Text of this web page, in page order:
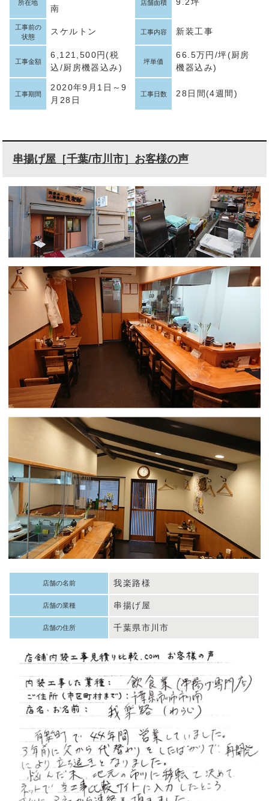
所在地
南
店舗面積
工事前の
状態
スケルトン 工事内容 新装工事
工事金額
6,121,500円(税
込/厨房機器込み)
坪単価
66.5万円/坪(厨房
機器込み)
工事期間
2020年9月1日～9
月28日
工事日数 28日間(4週間)
串揚げ屋［千葉/市川市］お客様の声
店舗の名前 我楽路様
店舗の業種 串揚げ屋
店舗の住所 千葉県市川市